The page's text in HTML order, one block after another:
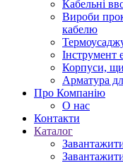
Кабельні
Вироби
кабелю
Інструмент
Корпуси,
Арматура
Про Компанію
О нас
Контакти
Каталог